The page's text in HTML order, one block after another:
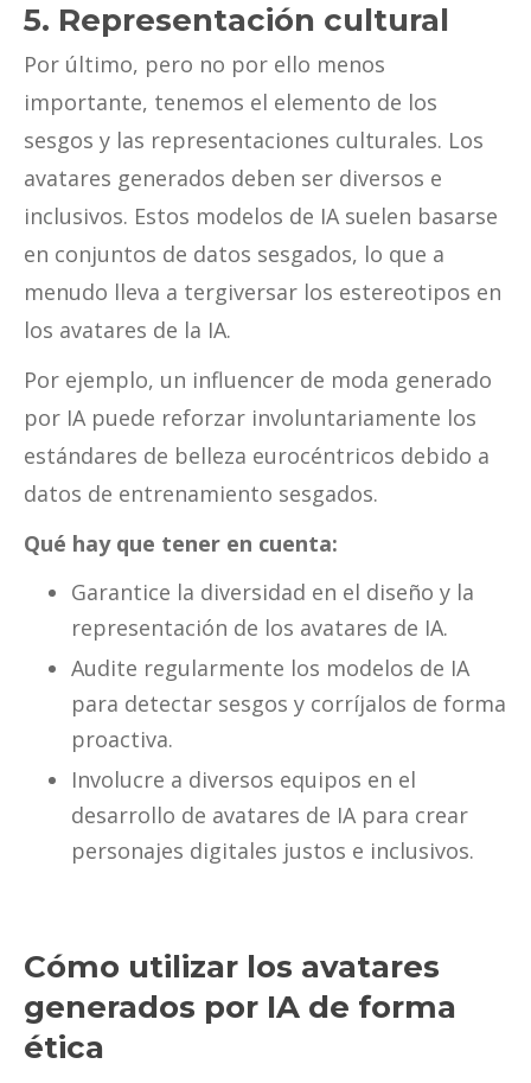
5. Representación cultural
Por último, pero no por ello menos
importante, tenemos el elemento de los
sesgos y las representaciones culturales. Los
avatares generados deben ser diversos e
inclusivos. Estos modelos de IA suelen basarse
en conjuntos de datos sesgados, lo que a
menudo lleva a tergiversar los estereotipos en
los avatares de la IA.
Por ejemplo, un influencer de moda generado
por IA puede reforzar involuntariamente los
estándares de belleza eurocéntricos debido a
datos de entrenamiento sesgados.
Qué hay que tener en cuenta:
Garantice la diversidad en el diseño y la
representación de los avatares de IA.
Audite regularmente los modelos de IA
para detectar sesgos y corríjalos de forma
proactiva.
Involucre a diversos equipos en el
desarrollo de avatares de IA para crear
personajes digitales justos e inclusivos.
Cómo utilizar los avatares
generados por IA de forma
ética